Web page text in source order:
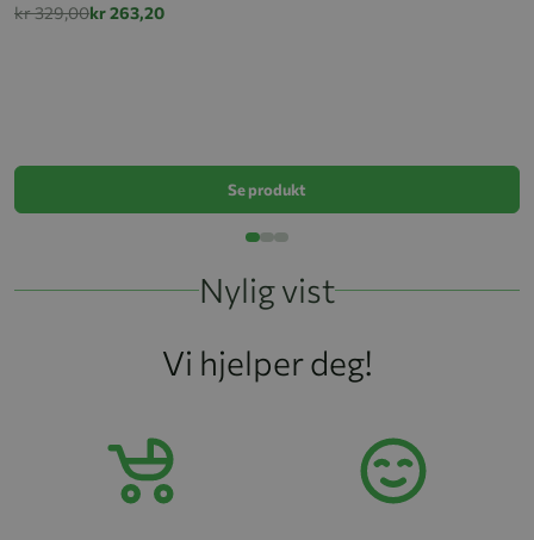
kr 329,00kr 263,20
Se produkt
Nylig vist
Vi hjelper deg!